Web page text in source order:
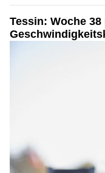
Tessin: Woche